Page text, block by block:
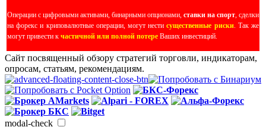
Операции с цифровыми активами, бинарными опционами, ставки на спорт, сделки
на форекс и криповалютные операции, могут нестисущественные риски. Так же
могут привести к частичной или полной потере Ваших инвестиций.
Сайт посвященный обзору стратегий торговли, индикаторам,
опросам, статьям, рекомендациям.
modal-check